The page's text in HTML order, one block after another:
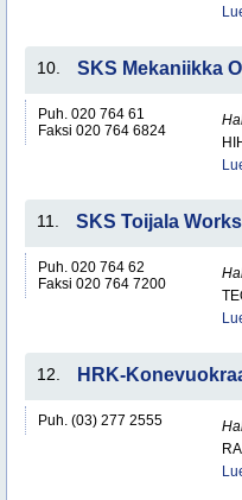
10. SKS Mekaniikka
Puh. 020 764 61
Faksi 020 764 6824
11. SKS Toijala
Puh. 020 764 62
Faksi 020 764 7200
12. HRK-
Puh. (03) 277 2555